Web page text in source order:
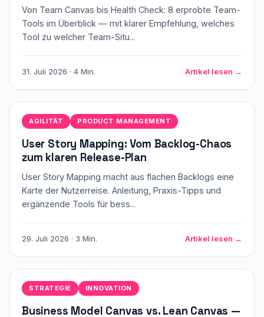
Von Team Canvas bis Health Check: 8 erprobte Team-
Tools im Überblick — mit klarer Empfehlung, welches
Tool zu welcher Team-Situ...
31. Juli 2026 · 4 Min. Artikel lesen →
AGILITÄT PRODUCT MANAGEMENT
User Story Mapping: Vom Backlog-Chaos
zum klaren Release-Plan
User Story Mapping macht aus flachen Backlogs eine
Karte der Nutzerreise. Anleitung, Praxis-Tipps und
ergänzende Tools für bess...
29. Juli 2026 · 3 Min. Artikel lesen →
STRATEGIE INNOVATION
Business Model Canvas vs. Lean Canvas —